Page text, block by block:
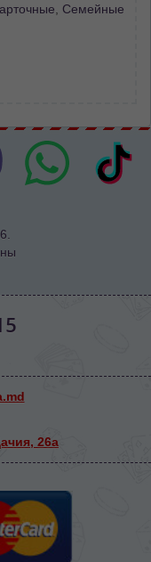
Семейные
26а